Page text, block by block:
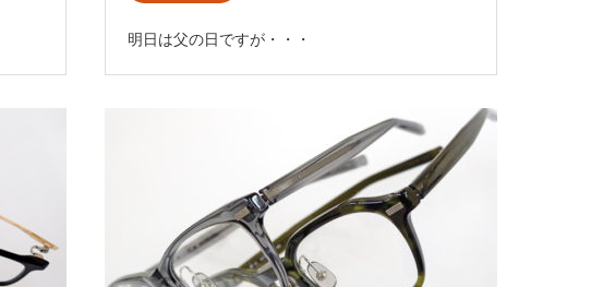
明日は父の日ですが・・・